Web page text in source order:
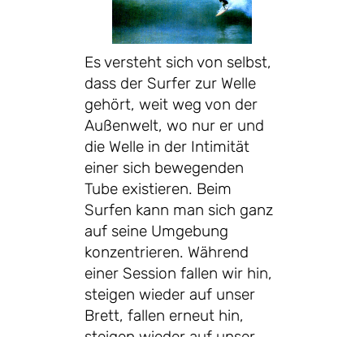
Es versteht sich von selbst,
dass der Surfer zur Welle
gehört, weit weg von der
Außenwelt, wo nur er und
die Welle in der Intimität
einer sich bewegenden
Tube existieren. Beim
Surfen kann man sich ganz
auf seine Umgebung
konzentrieren. Während
einer Session fallen wir hin,
steigen wieder auf unser
Brett, fallen erneut hin,